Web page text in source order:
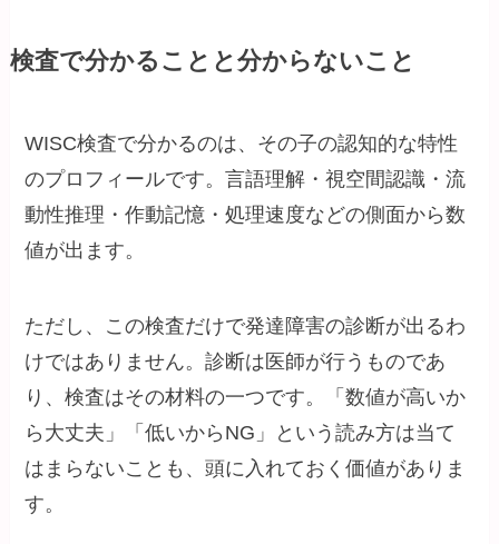
検査で分かることと分からないこと
WISC検査で分かるのは、その子の認知的な特性
のプロフィールです。言語理解・視空間認識・流
動性推理・作動記憶・処理速度などの側面から数
値が出ます。
ただし、この検査だけで発達障害の診断が出るわ
けではありません。診断は医師が行うものであ
り、検査はその材料の一つです。「数値が高いか
ら大丈夫」「低いからNG」という読み方は当て
はまらないことも、頭に入れておく価値がありま
す。